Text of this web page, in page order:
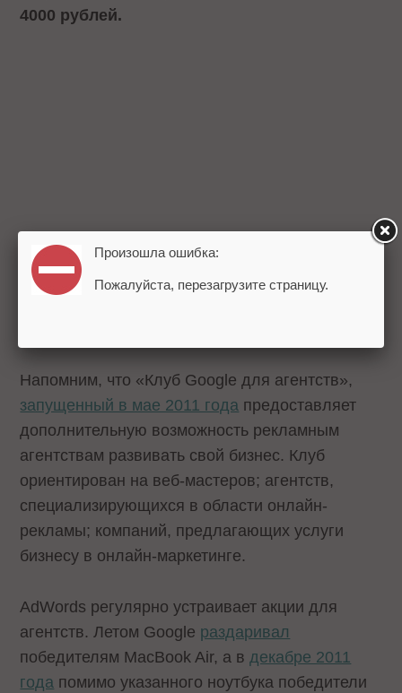
4000 рублей.
Напомним, что «Клуб Google для агентств»,
запущенный в мае 2011 года предоставляет
дополнительную возможность рекламным
агентствам развивать свой бизнес. Клуб
ориентирован на веб-мастеров; агентств,
специализирующихся в области онлайн-
рекламы; компаний, предлагающих услуги
бизнесу в онлайн-маркетинге.
AdWords регулярно устраивает акции для
агентств. Летом Google раздаривал
победителям MacBook Air, а вдекабре 2011
года помимо указанного ноутбука победители
Произошла ошибка:
Пожалуйста, перезагрузите страницу.